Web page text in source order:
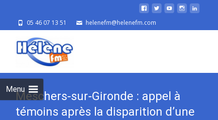
05 46 07 13 51 helenefm@helenefm.com
Menu
Meschers-sur-Gironde : appel à
témoins après la disparition d’une